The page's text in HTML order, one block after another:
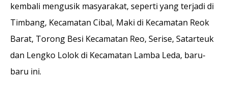
kembali mengusik masyarakat, seperti yang terjadi di
Timbang, Kecamatan Cibal, Maki di Kecamatan Reok
Barat, Torong Besi Kecamatan Reo, Serise, Satarteuk
dan Lengko Lolok di Kecamatan Lamba Leda, baru-
baru ini.